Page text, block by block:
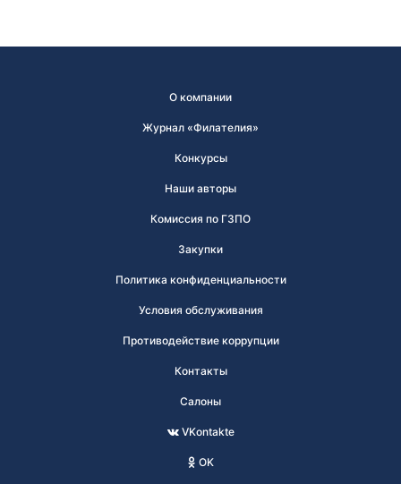
О компании
Журнал «Филателия»
Конкурсы
Наши авторы
Комиссия по ГЗПО
Закупки
Политика конфиденциальности
Условия обслуживания
Противодействие коррупции
Контакты
Салоны
VKontakte
OK